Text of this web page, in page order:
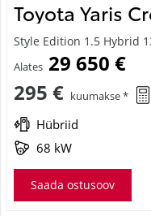
Toyota Yaris
Style Edition 1.5 Hybrid
Alates 29 650 €
295 € kuumakse *
Hübriid
68 kW
Saada ostusoov